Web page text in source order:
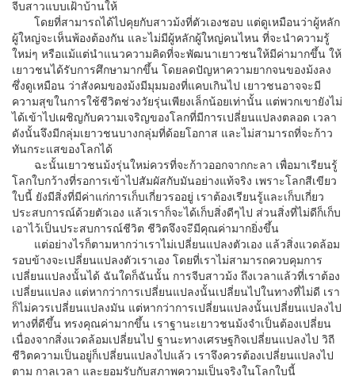
จีบสาวแบบเฝ้าบ้านให้
โดยที่สามารถได้ไปคุยกับสาวม้งที่ตัวเองชอบ แต่ดูเหมือนว่าผู้หลัก
ผู้ใหญ่จะเห็นพ้องต้องกัน และไม่มีผู้หลักผู้ใหญ่คนไหน ที่จะนำความรู้
ใหม่ๆ หรือแม้แต่นำแนวความคิดที่จะพัฒนาเยาวชนให้มีค่ามากขึ้น ให้
เยาวชนได้รับการศึกษามากขึ้น โดยลดปัญหาความยากจนของม้งลง
ซึ่งดูเหมือน ว่าสังคมของม้งมีมุมมองที่แคบเกินไป เยาวชนอาจจะมี
ความสุขในการใช้ชีวิตช่วงวัยรุ่นเพียงเล็กน้อยเท่านั้น แต่พวกเขายังไม่
ได้เข้าไปเผชิญกับความเจริญของโลกที่มีการเปลี่ยนแปลงตลอด เวลา
ดังนั้นจึงมีกลุ่มเยาวชนบางกลุ่มที่ด้อยโอกาส และไม่สามารถที่จะก้าว
ทันกระแสของโลกได้
ฉะนั้นเยาวชนม้งรุ่นใหม่ควรที่จะก้าวออกจากกะลา เพื่อมาเรียนรู้
โลกใบกว้างที่รอการเข้าไปสัมผัสกับมันอย่างแท้จริง เพราะโลกสีเขียว
ใบนี้ ยังมีสิ่งที่มีค่าแก่การเก็บเกี่ยวรออยู่ เราต้องเรียนรู้และเก็บเกี่ยว
ประสบการณ์ด้วยตัวเอง แล้วเราก็จะได้เก็บสิ่งดีๆไป ส่วนสิ่งที่ไม่ดีก็เก็บ
เอาไว้เป็นประสบการณ์ชีวิต ชีวิตจึงจะีมีคุณค่ามากยิ่งขึ้น
แต่อย่างไรก็ตามหากว่าเราไม่เปลี่ยนแปลงตัวเอง แล้วสิ่งแวดล้อม
รอบข้างจะเปลี่ยนแปลงตัวเราเอง โดยที่เราไม่สามารถควบคุมการ
เปลี่ยนแปลงนั้นได้ ฉันใดก็ฉันนั้น การจีบสาวม้ง ถึงเวลาแล้วที่เราต้อง
เปลี่ยนแปลง แต่หากว่าการเปลี่ยนแปลงนั้นเปลี่ยนไปในทางที่ไม่ดี เรา
ก็ไม่ควรเปลี่ยนแปลงมัน แต่หากว่าการเปลี่ยนแปลงนั้นเปลี่ยนแปลงไป
ทางที่ดีขึ้น ทรงคุณค่ามากขึ้น เราฐานะเยาวชนม้งจำเป็นต้องเปลี่ยน
เนื่องจากสิ่งแวดล้อมเปลี่ยนไป ฐานะทางเศรษฐกิจเปลี่ยนแปลงไป วิถี
ชีวิตความเป็นอยู่ก็เปลี่ยนแปลงไปแล้ว เราจึงควรต้องเปลี่ยนแปลงไป
ตาม กาลเวลา และยอมรับกับสภาพความเป็นจริงในโลกใบนี้